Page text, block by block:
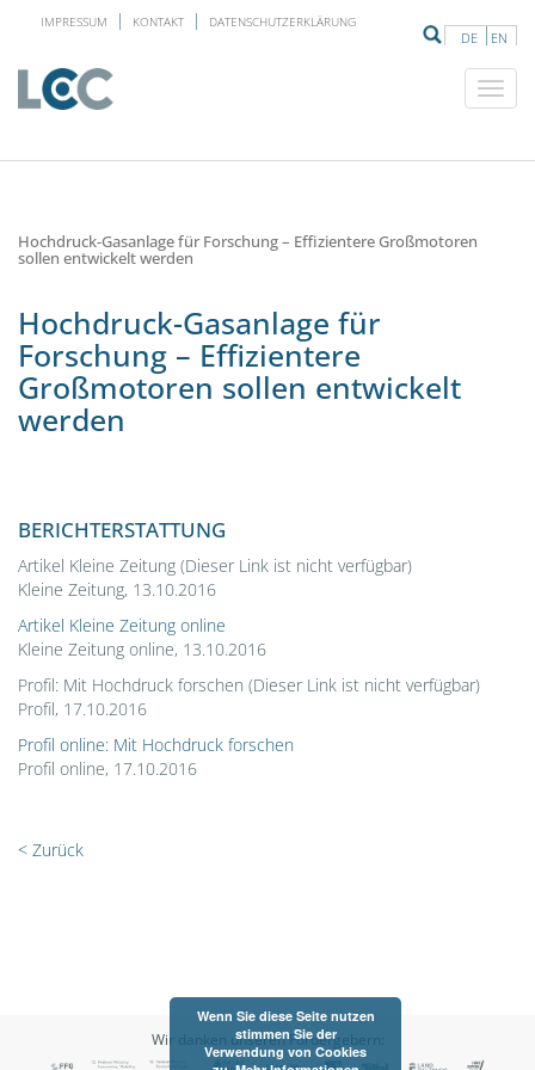
DE EN
IMPRESSUM KONTAKT DATENSCHUTZERKLÄRUNG
Hochdruck-Gasanlage für Forschung – Effizientere Großmotoren
sollen entwickelt werden
Hochdruck-Gasanlage für
Forschung – Effizientere
Großmotoren sollen entwickelt
werden
BERICHTERSTATTUNG
Artikel Kleine Zeitung (Dieser Link ist nicht verfügbar)
Kleine Zeitung, 13.10.2016
Artikel Kleine Zeitung online
Kleine Zeitung online, 13.10.2016
Profil: Mit Hochdruck forschen (Dieser Link ist nicht verfügbar)
Profil, 17.10.2016
Profil online: Mit Hochdruck forschen
Profil online, 17.10.2016
< Zurück
Wir danken unseren Fördergebern:
Wenn Sie diese Seite nutzen
stimmen Sie der
Verwendung von Cookies